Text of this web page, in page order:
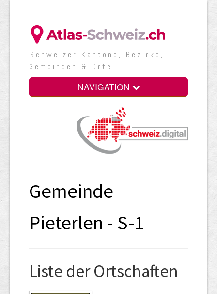
Schweizer Kantone, Bezirke,
Gemeinden & Orte
NAVIGATION
Gemeinde
Pieterlen - S-1
Liste der Ortschaften